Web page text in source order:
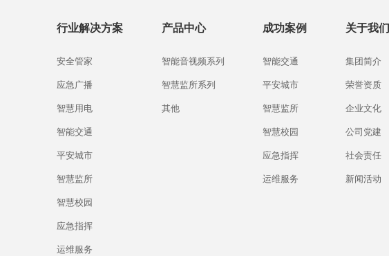
行业解决方案
安全管家
应急广播
智慧用电
智能交通
平安城市
智慧监所
智慧校园
应急指挥
运维服务
产品中心
智能音视频系列
智慧监所系列
其他
成功案例
智能交通
平安城市
智慧监所
智慧校园
应急指挥
运维服务
关于我们
集团简介
荣誉资质
企业文化
公司党建
社会责任
新闻活动